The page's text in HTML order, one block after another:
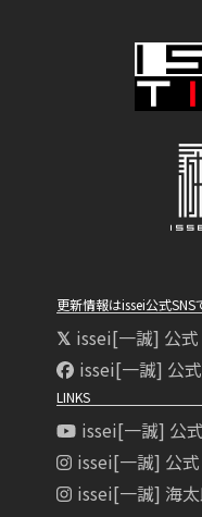
更新情報はissei公式
issei[一誠] 公
issei[一誠] 公
LINKS
issei[一誠] 公
issei[一誠] 公
issei[一誠] 海